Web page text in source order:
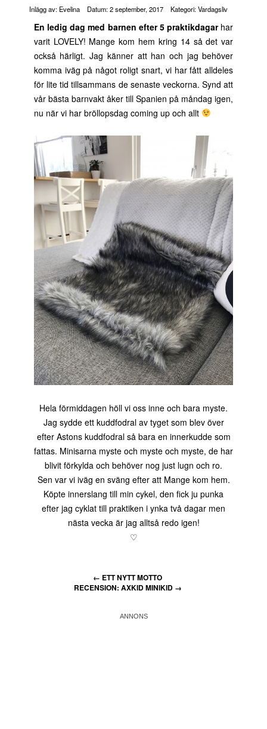
Inlägg av: Evelina Datum:2 september, 2017 Kategori:Vardagsliv
En ledig dag med barnen efter 5 praktikdagarhar
varit LOVELY! Mange kom hem kring 14 så det var
också härligt. Jag känner att han och jag behöver
komma iväg på något roligt snart, vi har fått alldeles
för lite tid tillsammans de senaste veckorna. Synd att
vår bästa barnvakt åker till Spanien på måndag igen,
nu när vi har bröllopsdag coming up och allt
Hela förmiddagen höll vi oss inne och bara myste.
Jag sydde ett kuddfodral av tyget som blev över
efter Astons kuddfodral så bara en innerkudde som
fattas. Minisarna myste och myste och myste, de har
blivit förkylda och behöver nog just lugn och ro.
Sen var vi iväg en sväng efter att Mange kom hem.
Köpte innerslang till min cykel, den fick ju punka
efter jag cyklat till praktiken i ynka två dagar men
nästa vecka är jag alltså redo igen!
♡
← ETT NYTT MOTTO
RECENSION: AXKID MINIKID →